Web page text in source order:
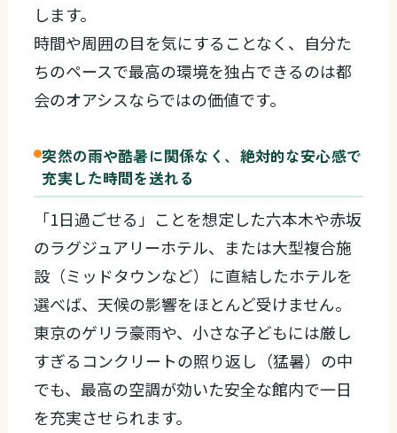
します。
時間や周囲の目を気にすることなく、自分た
ちのペースで最高の環境を独占できるのは都
会のオアシスならではの価値です。
突然の雨や酷暑に関係なく、絶対的な安心感で
充実した時間を送れる
「1日過ごせる」ことを想定した六本木や赤坂
のラグジュアリーホテル、または大型複合施
設（ミッドタウンなど）に直結したホテルを
選べば、天候の影響をほとんど受けません。
東京のゲリラ豪雨や、小さな子どもには厳し
すぎるコンクリートの照り返し（猛暑）の中
でも、最高の空調が効いた安全な館内で一日
を充実させられます。